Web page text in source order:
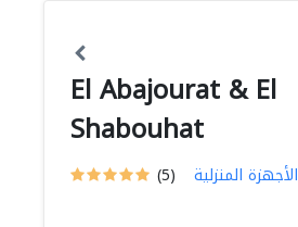
El Abajourat & El
Shabouhat
(5) الأجهزة المنزلية